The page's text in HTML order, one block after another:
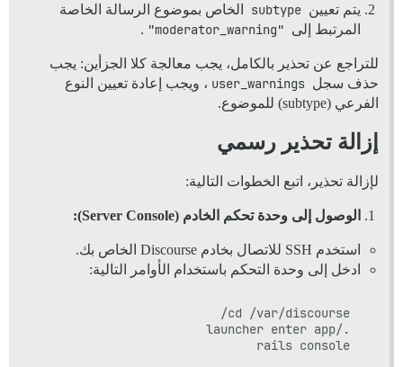
يتم تعيين subtype
الخاص بموضوع الرسالة الخاصة
المرتبط إلى "moderator_warning"
.
للتراجع عن تحذير بالكامل، يجب معالجة كلا الجزأين: يجب
حذف سجل user_warnings ، ويجب إعادة تعيين النوع
الفرعي (subtype) للموضوع.
إزالة تحذير رسمي
لإزالة تحذير، اتبع الخطوات التالية:
الوصول إلى وحدة تحكم الخادم (Server Console):
استخدم SSH للاتصال بخادم Discourse الخاص بك.
ادخل إلى وحدة التحكم باستخدام الأوامر التالية:
rails console